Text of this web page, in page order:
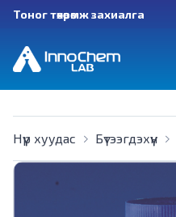
Тоног төхөөрөмж захиалга
Нүүр хуудас Бүтээгдэхүүн